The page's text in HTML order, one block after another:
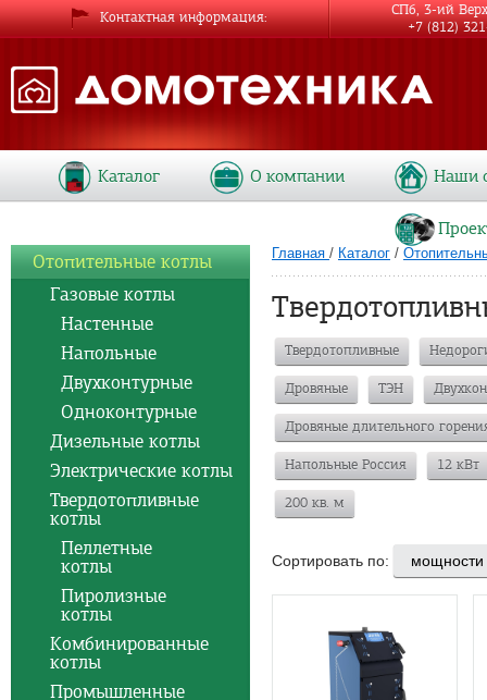
Главная / Каталог /
Твердотопливные
Дровяные ТЭН
Дровяные длительного
Напольные Россия 12 кВт
200 кв. м
Сортировать по:
Отопительные котлы
Газовые котлы
Настенные
Напольные
Двухконтурные
Одноконтурные
Дизельные котлы
Электрические котлы
Твердотопливные
котлы
Пеллетные
котлы
Пиролизные
котлы
Комбинированные
котлы
Промышленные
Каталог О компании Наши
Контактная информация
СПб, 3-ий
+7 (812)